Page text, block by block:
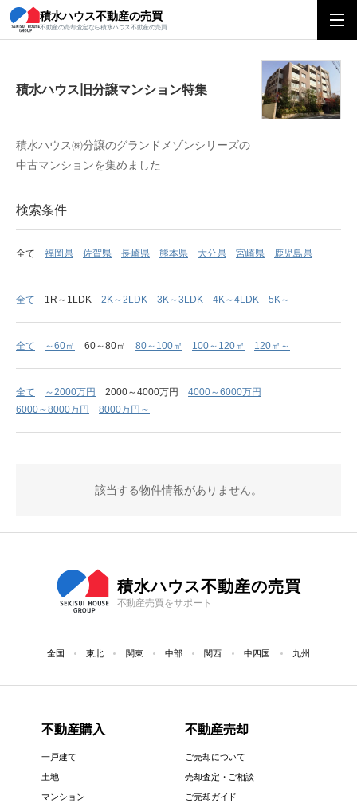
積水ハウス不動産の売買
不動産の売却査定なら積水ハウス不動産の売買
積水ハウス旧分譲マンション特集
積水ハウス旧分譲マンション特集
積水ハウス㈱分譲のグランドメゾンシリーズの
中古マンションを集めました
検索条件
全て 福岡県 佐賀県 長崎県 熊本県 大分県 宮崎県 鹿児島県
全て 1R～1LDK 2K～2LDK 3K～3LDK 4K～4LDK 5K～
全て ～60㎡ 60～80㎡ 80～100㎡ 100～120㎡ 120㎡～
全て ～2000万円 2000～4000万円
4000～6000万円
6000～8000万円
8000万円～
該当する物件情報がありません。
積水ハウス不動産の売買
不動産売買をサポート
全国 東北 関東 中部 関西 中四国 九州
不動産購入
一戸建て
土地
マンション
不動産売却
ご売却について
売却査定・ご相談
ご売却ガイド